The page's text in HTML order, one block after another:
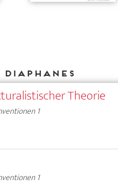
Theorie
1
1